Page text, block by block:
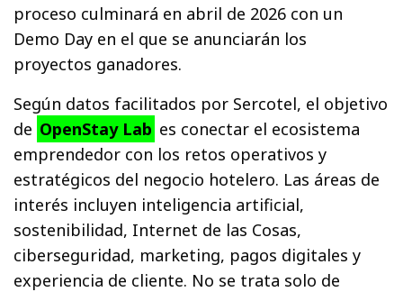
proceso culminará en abril de 2026 con un
Demo Day en el que se anunciarán los
proyectos ganadores.
Según datos facilitados por Sercotel, el objetivo
de OpenStay Lab es conectar el ecosistema
emprendedor con los retos operativos y
estratégicos del negocio hotelero. Las áreas de
interés incluyen inteligencia artificial,
sostenibilidad, Internet de las Cosas,
ciberseguridad, marketing, pagos digitales y
experiencia de cliente. No se trata solo de